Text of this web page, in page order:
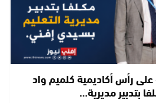
رأس أكاديمية كلميم واد
بتدبير مديرية…